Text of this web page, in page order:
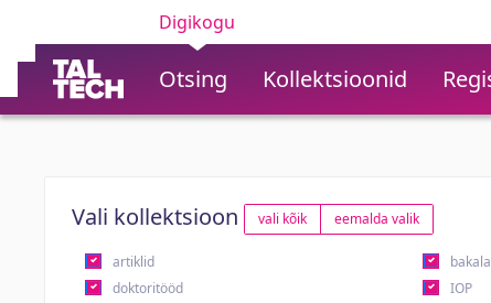
Digikogu
Otsing Kollektsioonid
Vali kollektsioon vali kõik eemalda valik
artiklid
doktoritööd
IOP